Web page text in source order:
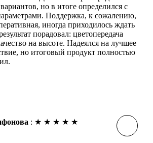
но в итоге определился с
Поддержка, к сожалению,
иногда приходилось ждать
порадовал: цветопередача
на высоте. Надеялся на лучшее
но итоговый продукт полностью
: ★ ★ ★ ★ ★